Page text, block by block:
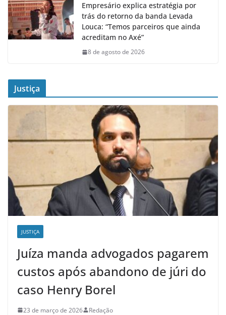
Empresário explica estratégia por
trás do retorno da banda Levada
Louca: “Temos parceiros que ainda
acreditam no Axé”
8 de agosto de 2026
Justiça
JUSTIÇA
Juíza manda advogados pagarem
custos após abandono de júri do
caso Henry Borel
23 de março de 2026 Redação